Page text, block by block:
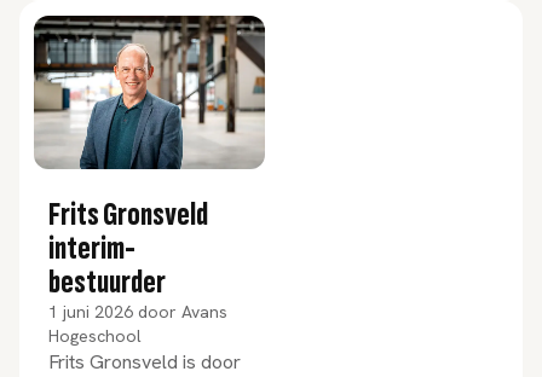
anders te denken.
Frits Gronsveld
interim-
bestuurder
1 juni 2026 door Avans
Hogeschool
Frits Gronsveld is door